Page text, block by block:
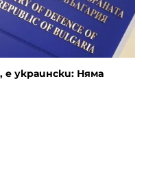
украински: Няма